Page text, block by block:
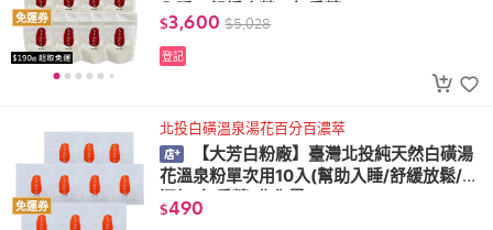
免運券 $3,600 $5,028
登記
免運券
北投白磺溫泉湯花百分百濃萃
【大芳白粉廠】臺灣北投純天然白磺湯
花溫泉粉單次用10入(幫助入睡/舒緩放鬆/無
添加/無香精/非化學)
$490